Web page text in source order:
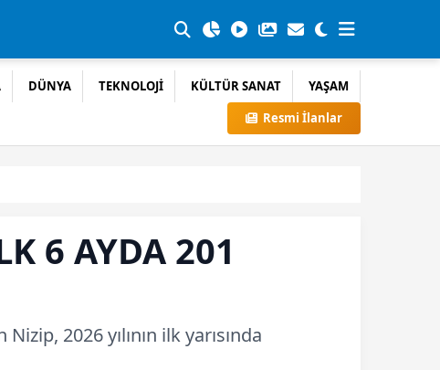
DÜNYA TEKNOLOJİ KÜLTÜR SANAT
YAŞAM
Resmi İlanlar
6 AYDA 201
2026 yılının ilk yarısında